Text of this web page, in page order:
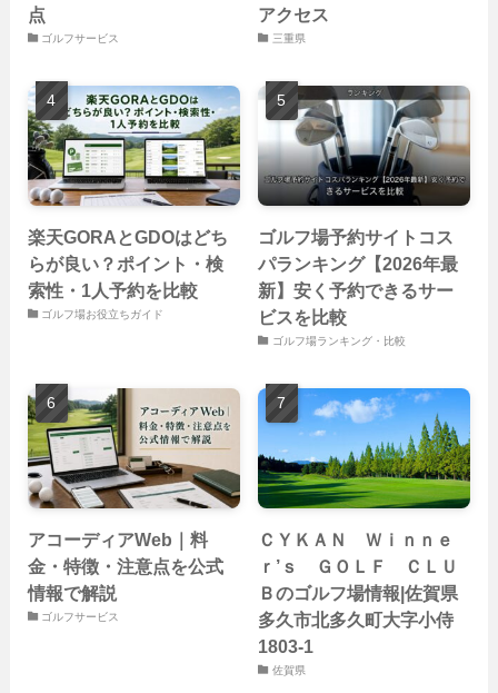
点
ゴルフサービス
アクセス
三重県
楽天GORAとGDOはどち
らが良い？ポイント・検
索性・1人予約を比較
ゴルフ場お役立ちガイド
ゴルフ場予約サイトコス
パランキング【2026年最
新】安く予約できるサー
ビスを比較
ゴルフ場ランキング・比較
アコーディアWeb｜料
金・特徴・注意点を公式
情報で解説
ゴルフサービス
ＣＹＫＡＮ Ｗｉｎｎｅ
ｒ’ｓ ＧＯＬＦ ＣＬＵ
Ｂのゴルフ場情報|佐賀県
多久市北多久町大字小侍
1803-1
佐賀県